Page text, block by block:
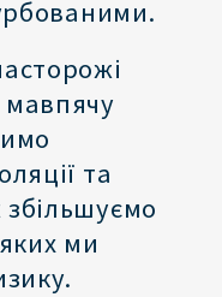
мавпячу
та
ми